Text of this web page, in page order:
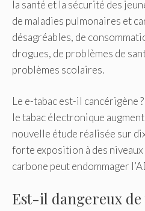
la santé et la sécurité des
de maladies pulmonaires et
désagréables, de
drogues, de problèmes de
problèmes scolaires.
Le e-tabac est-il cancérigène
le tabac électronique
nouvelle étude réalisée sur
forte exposition à des niveaux
carbone peut endommager
Est-il dangereux de